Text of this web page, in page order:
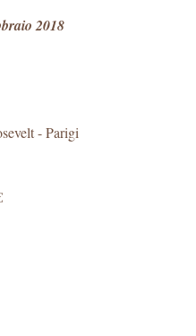
2018
-Parigi